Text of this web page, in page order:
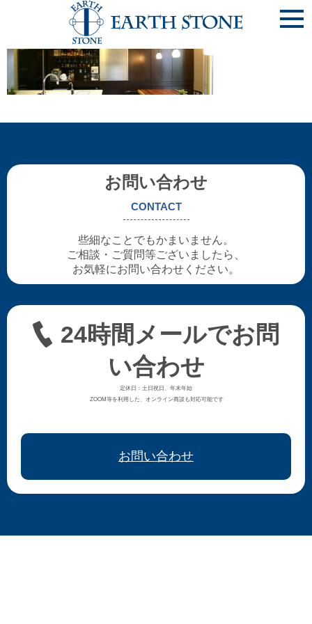
お問い合わせ
CONTACT
些細なことでもかまいません。
ご相談・ご質問等ございましたら、
お気軽にお問い合わせください。
24時間メールでお問
い合わせ
定休日：土日祝日、年末年始
ZOOM等を利用した、オンライン商談も対応可能です
お問い合わせ